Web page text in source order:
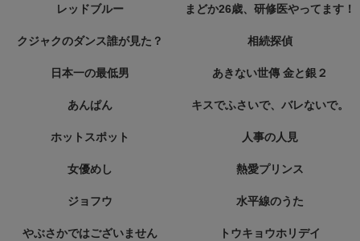
レッドブルー まどか26歳、研修医やってます！
クジャクのダンス誰が見た？ 相続探偵
日本一の最低男 あきない世傳 金と銀２
あんぱん キスでふさいで、バレないで。
ホットスポット 人事の人見
女優めし 熱愛プリンス
ジョフウ 水平線のうた
やぶさかではございません トウキョウホリデイ